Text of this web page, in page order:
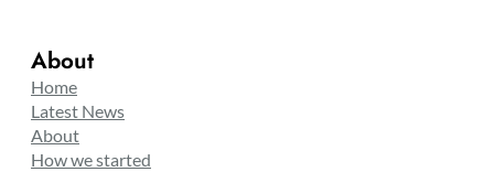
About
Home
Latest News
About
How we started